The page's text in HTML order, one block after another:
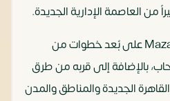
من العاصمة الإدارية الجديدة.
كذلك يُعتبر Mazar New Cairo على بُعد خطوات من
بالإضافة إلى قربه من طرق
الجديدة والمناطق والمدن